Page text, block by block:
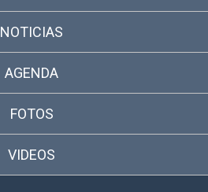
NOTICIAS
AGENDA
FOTOS
VIDEOS